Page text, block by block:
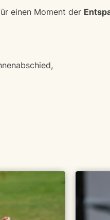
einen Moment der